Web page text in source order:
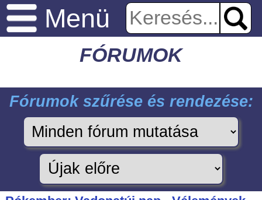
Menü
FÓRUMOK
Fórumok szűrése és rendezése: